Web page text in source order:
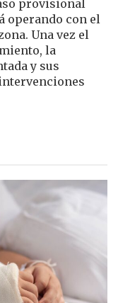
provisional
operando con el
Una vez el
la
y sus